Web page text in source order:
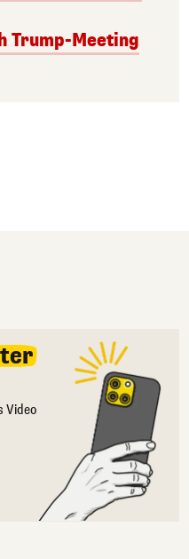
Trump-Meeting
Video